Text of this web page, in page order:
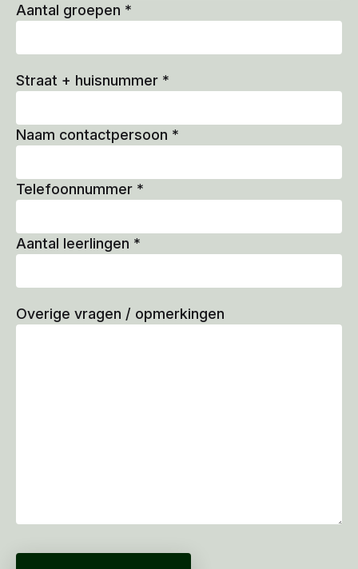
Aantal groepen *
Straat + huisnummer *
Naam contactpersoon *
Telefoonnummer *
Aantal leerlingen *
Overige vragen / opmerkingen